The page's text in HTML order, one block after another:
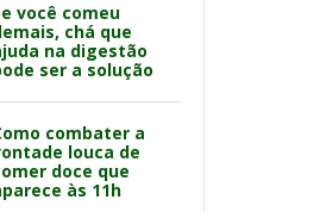
você comeu
chá que
na digestão
ser a solução
combater a
louca de
doce que
às 11h